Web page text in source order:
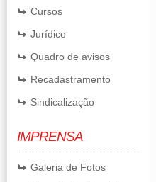
Cursos
Jurídico
Quadro de avisos
Recadastramento
Sindicalização
IMPRENSA
Galeria de Fotos